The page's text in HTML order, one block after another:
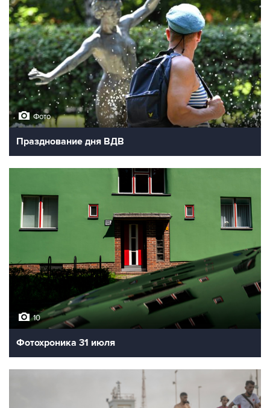
Фото
Празднование дня ВДВ
10
Фотохроника 31 июля